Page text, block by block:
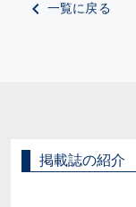
一覧に戻る
掲載誌の紹介